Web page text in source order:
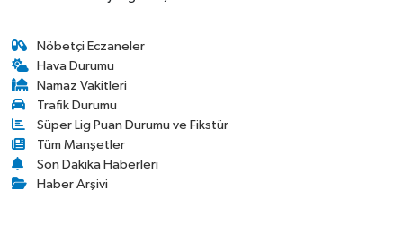
Nöbetçi Eczaneler
Hava Durumu
Namaz Vakitleri
Trafik Durumu
Süper Lig Puan Durumu ve Fikstür
Tüm Manşetler
Son Dakika Haberleri
Haber Arşivi